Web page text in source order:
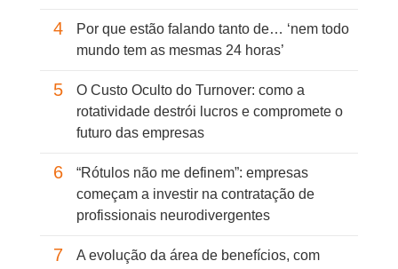
4
Por que estão falando tanto de… ‘nem todo
mundo tem as mesmas 24 horas’
5
O Custo Oculto do Turnover: como a
rotatividade destrói lucros e compromete o
futuro das empresas
6
“Rótulos não me definem”: empresas
começam a investir na contratação de
profissionais neurodivergentes
7
A evolução da área de benefícios, com